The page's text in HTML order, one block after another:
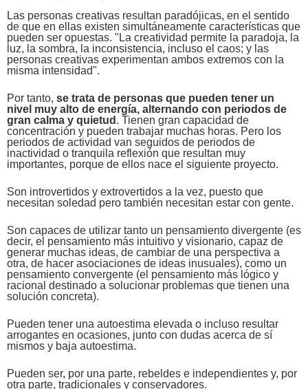
Las personas creativas resultan paradójicas, en el sentido
de que en ellas existen simultáneamente características que
pueden ser opuestas. "La creatividad permite la paradoja, la
luz, la sombra, la inconsistencia, incluso el caos; y las
personas creativas experimentan ambos extremos con la
misma intensidad".
Por tanto, se trata de personas que pueden tener un
nivel muy alto de energía, alternando con periodos de
gran calma y quietud . Tienen gran capacidad de
concentración y pueden trabajar muchas horas. Pero los
periodos de actividad van seguidos de periodos de
inactividad o tranquila reflexión que resultan muy
importantes, porque de ellos nace el siguiente proyecto.
Son introvertidos y extrovertidos a la vez, puesto que
necesitan soledad pero también necesitan estar con gente.
Son capaces de utilizar tanto un pensamiento divergente (es
decir, el pensamiento más intuitivo y visionario, capaz de
generar muchas ideas, de cambiar de una perspectiva a
otra, de hacer asociaciones de ideas inusuales), como un
pensamiento convergente (el pensamiento más lógico y
racional destinado a solucionar problemas que tienen una
solución concreta).
Pueden tener una autoestima elevada o incluso resultar
arrogantes en ocasiones, junto con dudas acerca de sí
mismos y baja autoestima.
Pueden ser, por una parte, rebeldes e independientes y, por
otra parte, tradicionales y conservadores.